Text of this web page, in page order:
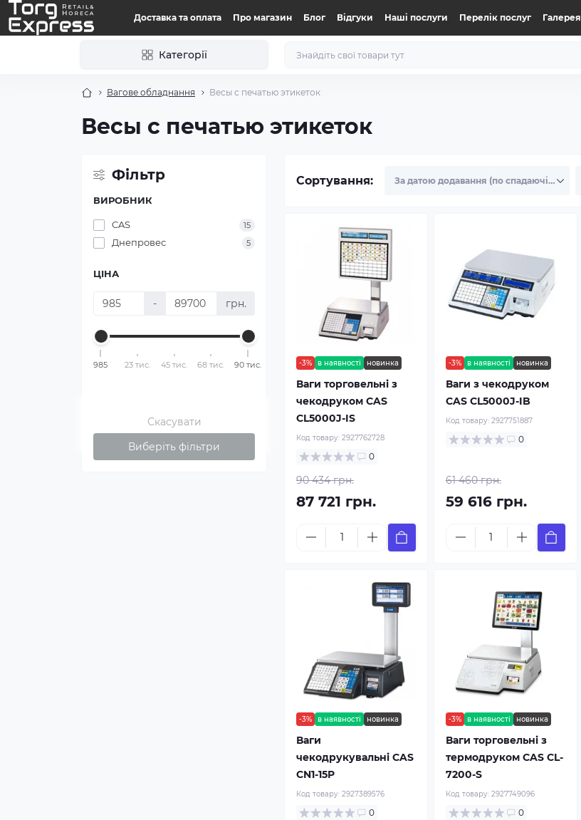
Доставка та оплата Про магазин Блог Відгуки Нашi послуги Перелік послуг Галерея
Категорії
Вагове обладнання Весы с печатью этикеток
Весы с печатью этикеток
Фільтр
ВИРОБНИК
CAS 15
Днепровес 5
ЦІНА
- грн.
985 23 тис. 45 тис. 68 тис. 90 тис.
Скасувати
Виберіть фільтри
Сортування:
-3% в наявності новинка
Ваги торговельні з
чекодруком CAS
CL5000J-IS
Код товару: 2927762728
0
90 434 грн.
87 721 грн.
-3% в наявності новинка
Ваги з чекодруком
CAS CL5000J-IB
Код товару: 2927751887
0
61 460 грн.
59 616 грн.
-3% в наявності новинка
Ваги
чекодрукувальні CAS
CN1-15P
Код товару: 2927389576
0
-3% в наявності новинка
Ваги торговельні з
термодруком CAS CL-
7200-S
Код товару: 2927749096
0